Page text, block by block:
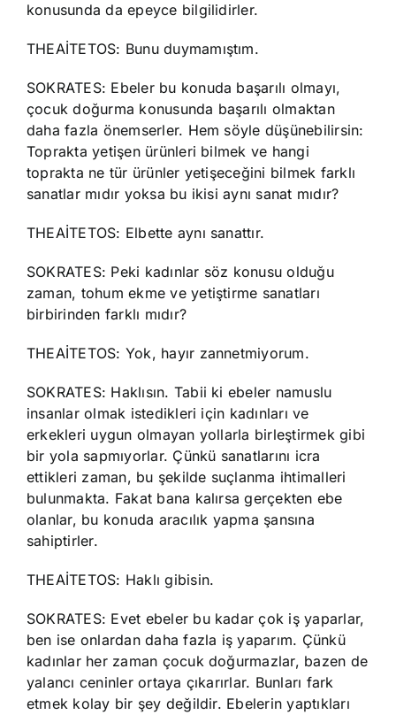
konusunda da epeyce bilgilidirler.
THEAİTETOS: Bunu duymamıştım.
SOKRATES: Ebeler bu konuda başarılı olmayı,
çocuk doğurma konusunda başarılı olmaktan
daha fazla önemserler. Hem söyle düşünebilirsin:
Toprakta yetişen ürünleri bilmek ve hangi
toprakta ne tür ürünler yetişeceğini bilmek farklı
sanatlar mıdır yoksa bu ikisi aynı sanat mıdır?
THEAİTETOS: Elbette aynı sanattır.
SOKRATES: Peki kadınlar söz konusu olduğu
zaman, tohum ekme ve yetiştirme sanatları
birbirinden farklı mıdır?
THEAİTETOS: Yok, hayır zannetmiyorum.
SOKRATES: Haklısın. Tabii ki ebeler namuslu
insanlar olmak istedikleri için kadınları ve
erkekleri uygun olmayan yollarla birleştirmek gibi
bir yola sapmıyorlar. Çünkü sanatlarını icra
ettikleri zaman, bu şekilde suçlanma ihtimalleri
bulunmakta. Fakat bana kalırsa gerçekten ebe
olanlar, bu konuda aracılık yapma şansına
sahiptirler.
THEAİTETOS: Haklı gibisin.
SOKRATES: Evet ebeler bu kadar çok iş yaparlar,
ben ise onlardan daha fazla iş yaparım. Çünkü
kadınlar her zaman çocuk doğurmazlar, bazen de
yalancı ceninler ortaya çıkarırlar. Bunları fark
etmek kolay bir şey değildir. Ebelerin yaptıkları